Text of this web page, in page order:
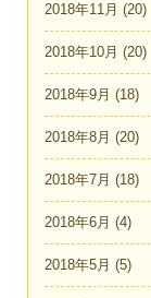
2018年11月 (20)
2018年10月 (20)
2018年9月 (18)
2018年8月 (20)
2018年7月 (18)
2018年6月 (4)
2018年5月 (5)